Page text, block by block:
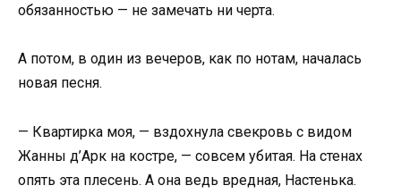
обязанностью — не замечать ни черта.
А потом, в один из вечеров, как по нотам, началась
новая песня.
— Квартирка моя, — вздохнула свекровь с видом
Жанны д’Арк на костре, — совсем убитая. На стенах
опять эта плесень. А она ведь вредная, Настенька.